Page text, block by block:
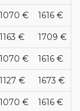
1070 € 1616 €
1163 € 1709 €
1070 € 1616 €
1127 € 1673 €
1070 € 1616 €